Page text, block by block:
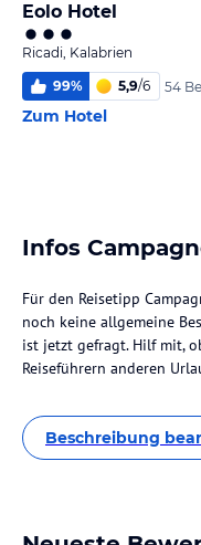
Eolo Hotel
Ricadi, Kalabrien
99% 5,9/6 54
Zum Hotel
Infos
Für den Reisetipp
noch keine allgemeine
ist jetzt gefragt. Hilf mit,
Reiseführern anderen
Beschreibung